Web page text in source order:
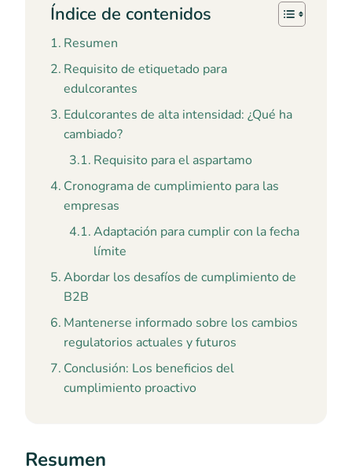
Índice de contenidos
Resumen
Requisito de etiquetado para
edulcorantes
Edulcorantes de alta intensidad: ¿Qué ha
cambiado?
Requisito para el aspartamo
Cronograma de cumplimiento para las
empresas
Adaptación para cumplir con la fecha
límite
Abordar los desafíos de cumplimiento de
B2B
Mantenerse informado sobre los cambios
regulatorios actuales y futuros
Conclusión: Los beneficios del
cumplimiento proactivo
Resumen